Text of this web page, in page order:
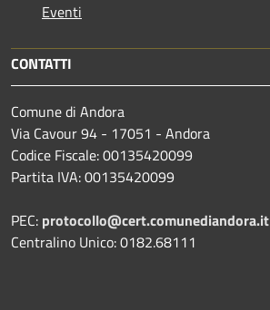
Eventi
CONTATTI
Comune di Andora
Via Cavour 94 - 17051 - Andora
Codice Fiscale: 00135420099
Partita IVA: 00135420099
PEC: protocollo@cert.comunediandora.it
Centralino Unico: 0182.68111